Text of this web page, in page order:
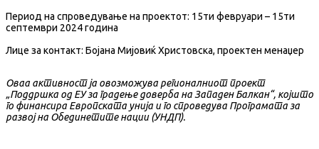
Период на спроведување на проектот: 15ти февруари – 15ти
септември 2024 година
Лице за контакт: Бојана Мијовиќ Христовска, проектен менаџер
Оваа активност ја овозможува регионалниот проект
„Поддршка од ЕУ за градење доверба на Западен Балкан“, којшто
го финансира Европската унија и го спроведува Програмата за
развој на Обединетите нации (УНДП).